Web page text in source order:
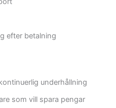
efter betalning
underhållning
som vill spara pengar